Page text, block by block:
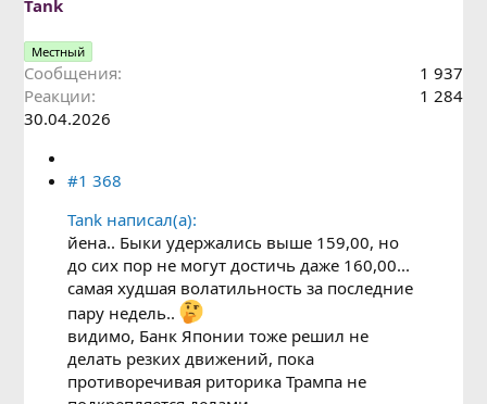
Tank
Местный
Сообщения
1 937
Реакции
1 284
30.04.2026
#1 368
Tank написал(а):
йена.. Быки удержались выше 159,00, но
до сих пор не могут достичь даже 160,00...
самая худшая волатильность за последние
пару недель..
видимо, Банк Японии тоже решил не
делать резких движений, пока
противоречивая риторика Трампа не